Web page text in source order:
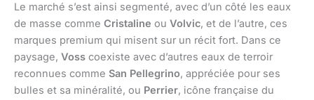
Le marché s’est ainsi segmenté, avec d’un côté les eaux
de masse comme Cristaline ou Volvic, et de l’autre, ces
marques premium qui misent sur un récit fort. Dans ce
paysage, Voss coexiste avec d’autres eaux de terroir
reconnues comme San Pellegrino, appréciée pour ses
bulles et sa minéralité, ou Perrier, icône française du